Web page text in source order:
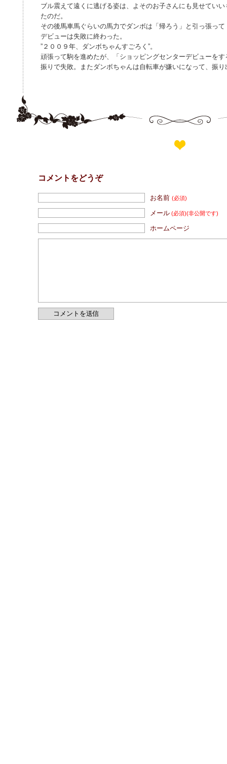
ブル震えて遠くに逃げる姿は、よそのお子さんにも見せてい
たのだ。
その後馬車馬ぐらいの馬力でダンボは「帰ろう」と引っ張って
デビューは失敗に終わった。
”２００９年、ダンボちゃんすごろく”。
頑張って駒を進めたが、「ショッピングセンターデビューを
振りで失敗。またダンボちゃんは自転車が嫌いになって、振
コメントをどうぞ
お名前(必須)
メール (必須)(非公開です)
ホームページ